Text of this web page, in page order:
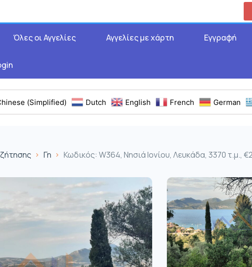
Όλες οι Αγγελίες Αγγελίες με χάρτη Εγγραφή
(Simplified) Dutch English French German
Γη Κωδικός: W364, Νησιά Ιονίου, Λευκάδα, 3370 τ.μ.,